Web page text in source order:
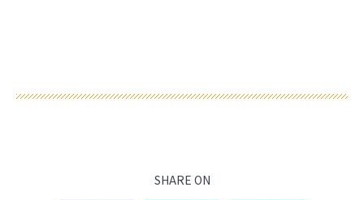
SHARE ON